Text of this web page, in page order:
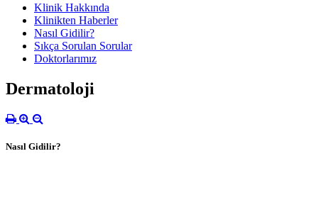
Klinik Hakkında
Klinikten Haberler
Nasıl Gidilir?
Sıkça Sorulan Sorular
Doktorlarımız
Dermatoloji
Nasıl Gidilir?